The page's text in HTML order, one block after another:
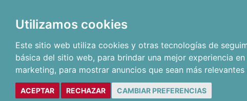
Utilizamos cookies
Este sitio web utiliza cookies y otras tecnologías de
básica del sitio web, para brindar una mejor experiencia
marketing, para mostrar anuncios que sean más
ACEPTAR RECHAZAR CAMBIAR PREFERENCIAS